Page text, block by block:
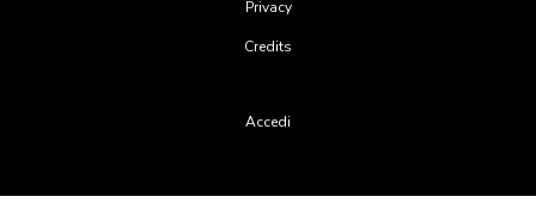
Privacy
Credits
Accedi